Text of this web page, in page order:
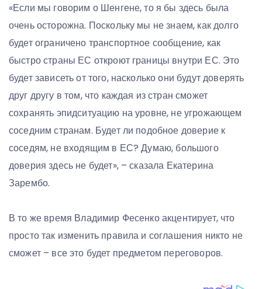
«Если мы говорим о Шенгене, то я бы здесь была
очень осторожна. Поскольку мы не знаем, как долго
будет ограничено транспортное сообщение, как
быстро страны ЕС откроют границы внутри ЕС. Это
будет зависеть от того, насколько они будут доверять
друг другу в том, что каждая из стран сможет
сохранять эпидситуацию на уровне, не угрожающем
соседним странам. Будет ли подобное доверие к
соседям, не входящим в ЕС? Думаю, большого
доверия здесь не будет», – сказала Екатерина
Зарембо.
В то же время Владимир Фесенко акцентирует, что
просто так изменить правила и соглашения никто не
сможет – все это будет предметом переговоров.